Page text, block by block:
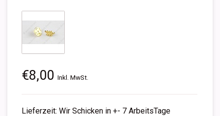
€8,00 Inkl. MwSt.
Lieferzeit: Wir Schicken in +- 7 ArbeitsTage